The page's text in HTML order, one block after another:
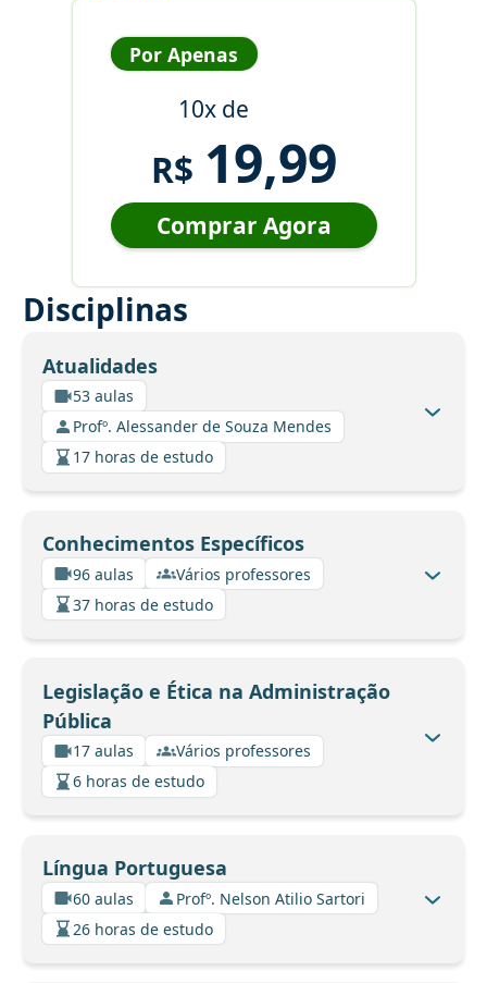
Por Apenas
10x de
R$ 19,99
Comprar Agora
Disciplinas
Atualidades
53 aulas
Profº. Alessander de Souza Mendes
17 horas de estudo
Conhecimentos Específicos
96 aulas
Vários professores
37 horas de estudo
Legislação e Ética na Administração
Pública
17 aulas
Vários professores
6 horas de estudo
Língua Portuguesa
60 aulas
Profº. Nelson Atilio Sartori
26 horas de estudo